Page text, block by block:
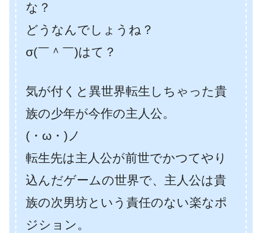
な？
どうなんでしょうね？
σ(￣＾￣)はて？
気が付くと異世界転生しちゃった貴
族の少年が今作の主人公。
(・ω・)ノ
転生先は主人公が前世でかつてやり
込んだゲームの世界で、主人公は貴
族の次男坊という責任のない楽なポ
ジション。